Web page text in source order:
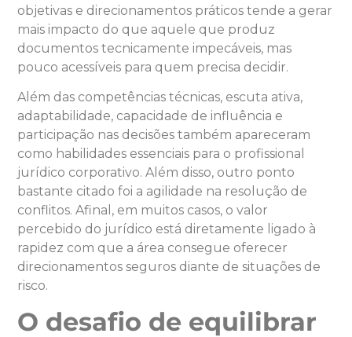
objetivas e direcionamentos práticos tende a gerar
mais impacto do que aquele que produz
documentos tecnicamente impecáveis, mas
pouco acessíveis para quem precisa decidir.
Além das competências técnicas, escuta ativa,
adaptabilidade, capacidade de influência e
participação nas decisões também apareceram
como habilidades essenciais para o profissional
jurídico corporativo. Além disso, outro ponto
bastante citado foi a agilidade na resolução de
conflitos. Afinal, em muitos casos, o valor
percebido do jurídico está diretamente ligado à
rapidez com que a área consegue oferecer
direcionamentos seguros diante de situações de
risco.
O desafio de equilibrar